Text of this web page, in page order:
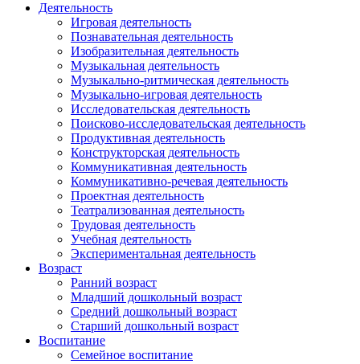
Деятельность
Игровая деятельность
Познавательная деятельность
Изобразительная деятельность
Музыкальная деятельность
Музыкально-ритмическая деятельность
Музыкально-игровая деятельность
Исследовательская деятельность
Поисково-исследовательская деятельность
Продуктивная деятельность
Конструкторская деятельность
Коммуникативная деятельность
Коммуникативно-речевая деятельность
Проектная деятельность
Театрализованная деятельность
Трудовая деятельность
Учебная деятельность
Экспериментальная деятельность
Возраст
Ранний возраст
Младший дошкольный возраст
Средний дошкольный возраст
Старший дошкольный возраст
Воспитание
Семейное воспитание